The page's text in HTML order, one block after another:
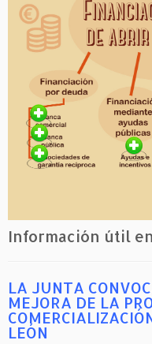
Información útil
LA JUNTA
MEJORA DE LA
LEÓN